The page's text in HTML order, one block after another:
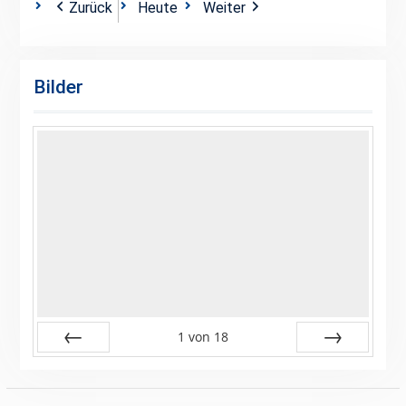
2024
2024
2024
2024
2024
Zurück Heute Weiter
Bilder
1 von 18